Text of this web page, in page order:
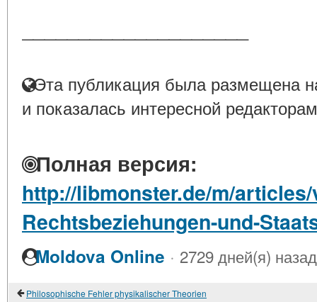
Эта публикация была размещена
и показалась интересной
Полная версия:
http://libmonster.de/m/
Rechtsbeziehungen-und-
Moldova Online · 2729 дней(я) назад
Philosophische Fehler physikalischer Theorien